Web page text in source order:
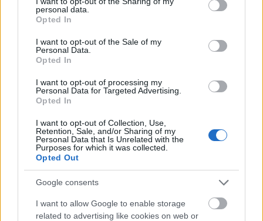
grant or deny consent to Google and its third-party tags to
use your data for below specified purposes in below Google
consent section.
personal data.
Opted In
I want to opt-out of the Sale of my
Personal Data.
Opted In
I want to opt-out of processing my
Personal Data for Targeted Advertising.
Opted In
I want to opt-out of Collection, Use,
Retention, Sale, and/or Sharing of my
Personal Data that Is Unrelated with the
Purposes for which it was collected.
Opted Out
Google consents
I want to allow Google to enable storage
related to advertising like cookies on web or
PUNKT
Nincs megjeleníthető elem